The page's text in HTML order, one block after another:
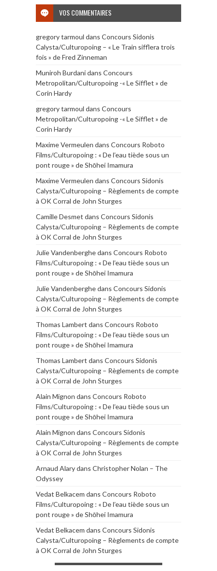
VOS COMMENTAIRES
gregory tarmoul dans Concours Sidonis
Calysta/Culturopoing – « Le Train sifflera trois
fois » de Fred Zinneman
Muniroh Burdanidans Concours
Metropolitan/Culturopoing -« Le Sifflet » de
Corin Hardy
gregory tarmoul dans Concours
Metropolitan/Culturopoing -« Le Sifflet » de
Corin Hardy
Maxime Vermeulen dans Concours Roboto
Films/Culturopoing : « De l’eau tiède sous un
pont rouge » de Shōhei Imamura
Maxime Vermeulen dans Concours Sidonis
Calysta/Culturopoing – Règlements de compte
à OK Corral de John Sturges
Camille Desmet dans Concours Sidonis
Calysta/Culturopoing – Règlements de compte
à OK Corral de John Sturges
Julie Vandenberghedans Concours Roboto
Films/Culturopoing : « De l’eau tiède sous un
pont rouge » de Shōhei Imamura
Julie Vandenberghedans Concours Sidonis
Calysta/Culturopoing – Règlements de compte
à OK Corral de John Sturges
Thomas Lambert dans Concours Roboto
Films/Culturopoing : « De l’eau tiède sous un
pont rouge » de Shōhei Imamura
Thomas Lambert dans Concours Sidonis
Calysta/Culturopoing – Règlements de compte
à OK Corral de John Sturges
Alain Mignon dans Concours Roboto
Films/Culturopoing : « De l’eau tiède sous un
pont rouge » de Shōhei Imamura
Alain Mignon dans Concours Sidonis
Calysta/Culturopoing – Règlements de compte
à OK Corral de John Sturges
Arnaud Alarydans Christopher Nolan – The
Odyssey
Vedat Belkacem dans Concours Roboto
Films/Culturopoing : « De l’eau tiède sous un
pont rouge » de Shōhei Imamura
Vedat Belkacem dans Concours Sidonis
Calysta/Culturopoing – Règlements de compte
à OK Corral de John Sturges